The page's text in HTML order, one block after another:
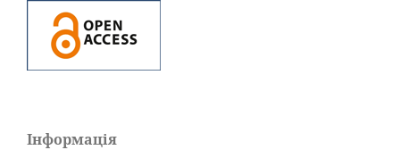
Інформація